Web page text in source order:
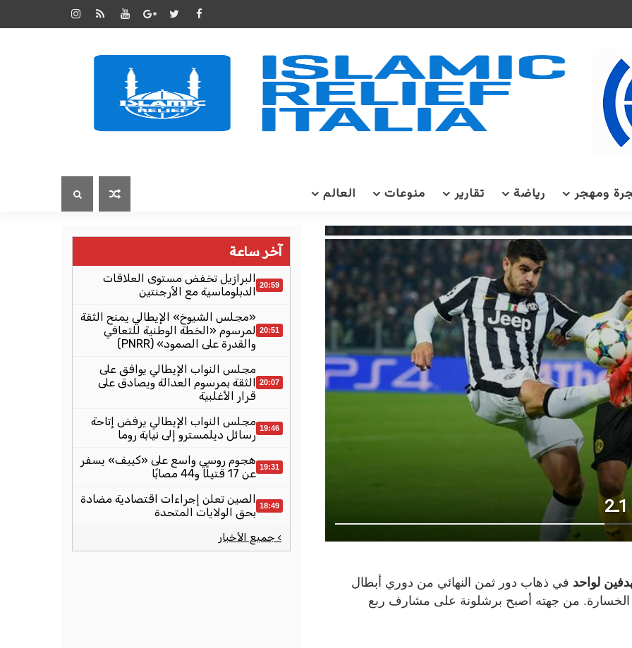
ومهجر رياضة تقارير منوعات العالم
لواحد في ذهاب دور ثمن النهائي من دوري أبطال
الخسارة. من جهته أصبح برشلونة على مشارف ربع
آخر ساعة
20:59 البرازيل تخفض مستوى العلاقات
الدبلوماسية مع الأرجنتين
20:51
«مجلس الشيوخ» الإيطالي يمنح الثقة
لمرسوم «الخطة الوطنية للتعافي
والقدرة على الصمود» (PNRR)
20:07
مجلس النواب الإيطالي يوافق على
الثقة بمرسوم العدالة ويصادق على
قرار الأغلبية
19:46 مجلس النواب الإيطالي يرفض إتاحة
رسائل ديلمسترو إلى نيابة روما
19:31 هجوم روسي واسع على «كييف» يسفر
عن 17 قتيلًا و44 مصابًا
18:49 الصين تعلن إجراءات اقتصادية مضادة
بحق الولايات المتحدة
› جميع الأخبار